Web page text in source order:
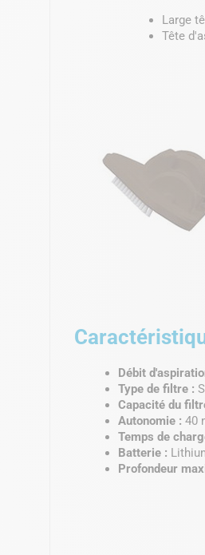
Large
Tête
Débit
Type de filtre :
Capacité du
Autonomie : 40
Temps de
Batterie :
Profondeur